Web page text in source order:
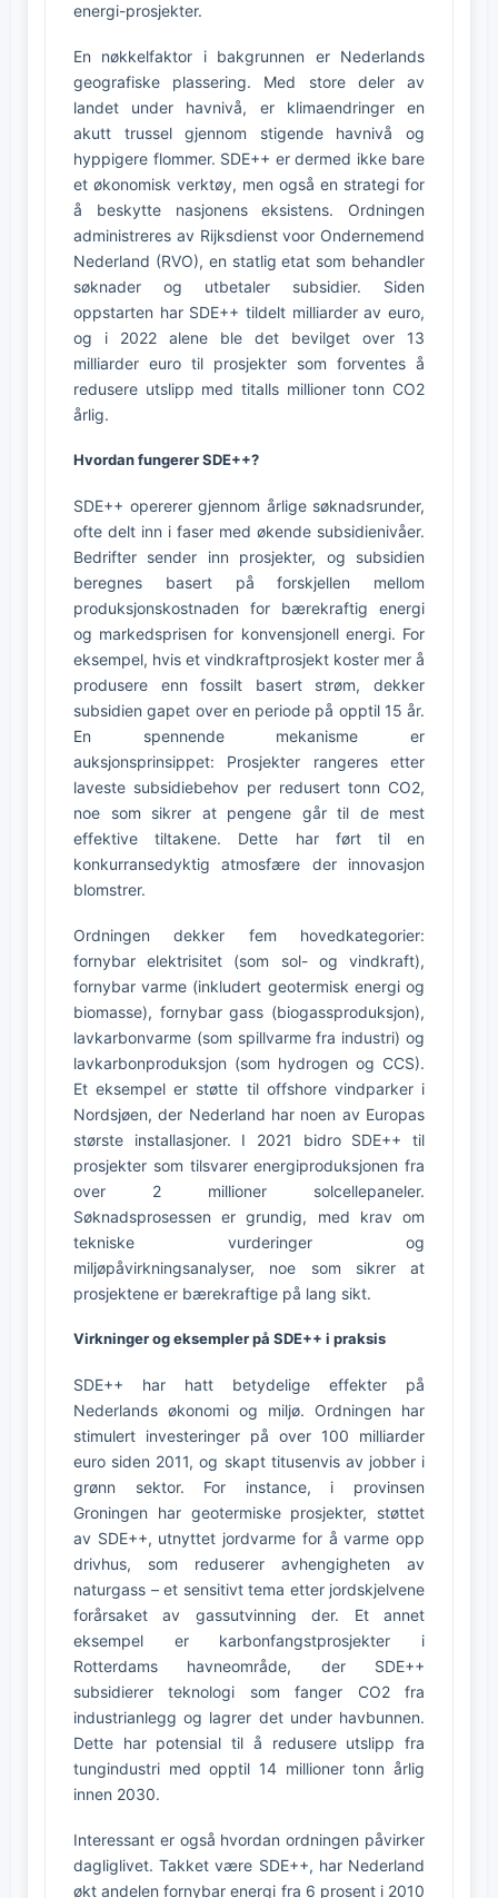
energi-prosjekter.
En nøkkelfaktor i bakgrunnen er Nederlands
geografiske plassering. Med store deler av
landet under havnivå, er klimaendringer en
akutt trussel gjennom stigende havnivå og
hyppigere flommer. SDE++ er dermed ikke bare
et økonomisk verktøy, men også en strategi for
å beskytte nasjonens eksistens. Ordningen
administreres av Rijksdienst voor Ondernemend
Nederland (RVO), en statlig etat som behandler
søknader og utbetaler subsidier. Siden
oppstarten har SDE++ tildelt milliarder av euro,
og i 2022 alene ble det bevilget over 13
milliarder euro til prosjekter som forventes å
redusere utslipp med titalls millioner tonn CO2
årlig.
Hvordan fungerer SDE++?
SDE++ opererer gjennom årlige søknadsrunder,
ofte delt inn i faser med økende subsidienivåer.
Bedrifter sender inn prosjekter, og subsidien
beregnes basert på forskjellen mellom
produksjonskostnaden for bærekraftig energi
og markedsprisen for konvensjonell energi. For
eksempel, hvis et vindkraftprosjekt koster mer å
produsere enn fossilt basert strøm, dekker
subsidien gapet over en periode på opptil 15 år.
En spennende mekanisme er
auksjonsprinsippet: Prosjekter rangeres etter
laveste subsidiebehov per redusert tonn CO2,
noe som sikrer at pengene går til de mest
effektive tiltakene. Dette har ført til en
konkurransedyktig atmosfære der innovasjon
blomstrer.
Ordningen dekker fem hovedkategorier:
fornybar elektrisitet (som sol- og vindkraft),
fornybar varme (inkludert geotermisk energi og
biomasse), fornybar gass (biogassproduksjon),
lavkarbonvarme (som spillvarme fra industri) og
lavkarbonproduksjon (som hydrogen og CCS).
Et eksempel er støtte til offshore vindparker i
Nordsjøen, der Nederland har noen av Europas
største installasjoner. I 2021 bidro SDE++ til
prosjekter som tilsvarer energiproduksjonen fra
over 2 millioner solcellepaneler.
Søknadsprosessen er grundig, med krav om
tekniske vurderinger og
miljøpåvirkningsanalyser, noe som sikrer at
prosjektene er bærekraftige på lang sikt.
Virkninger og eksempler på SDE++ i praksis
SDE++ har hatt betydelige effekter på
Nederlands økonomi og miljø. Ordningen har
stimulert investeringer på over 100 milliarder
euro siden 2011, og skapt titusenvis av jobber i
grønn sektor. For instance, i provinsen
Groningen har geotermiske prosjekter, støttet
av SDE++, utnyttet jordvarme for å varme opp
drivhus, som reduserer avhengigheten av
naturgass – et sensitivt tema etter jordskjelvene
forårsaket av gassutvinning der. Et annet
eksempel er karbonfangstprosjekter i
Rotterdams havneområde, der SDE++
subsidierer teknologi som fanger CO2 fra
industrianlegg og lagrer det under havbunnen.
Dette har potensial til å redusere utslipp fra
tungindustri med opptil 14 millioner tonn årlig
innen 2030.
Interessant er også hvordan ordningen påvirker
dagliglivet. Takket være SDE++, har Nederland
økt andelen fornybar energi fra 6 prosent i 2010